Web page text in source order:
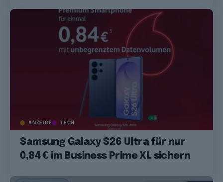
ANZEIGE TECH
Samsung Galaxy S26 Ultra für nur
0,84 € im Business Prime XL sichern